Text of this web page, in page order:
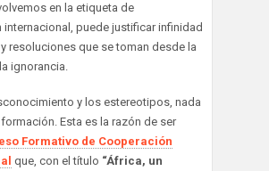
en la etiqueta de
internacional, puede justificar infinidad
resoluciones que se toman desde la
ignorancia.
y los estereotipos, nada
Esta es la razón de ser
Formativo de Cooperación
que, con el título “África, un